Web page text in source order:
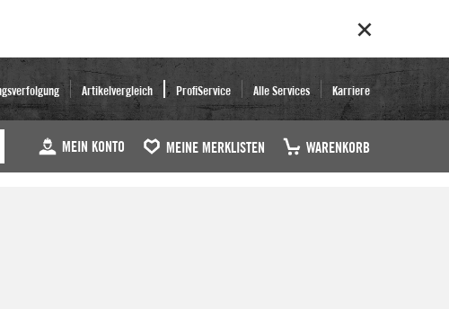
Artikelvergleich ProfiService Alle Services Karriere
MEIN KONTO MEINE MERKLISTEN WARENKORB